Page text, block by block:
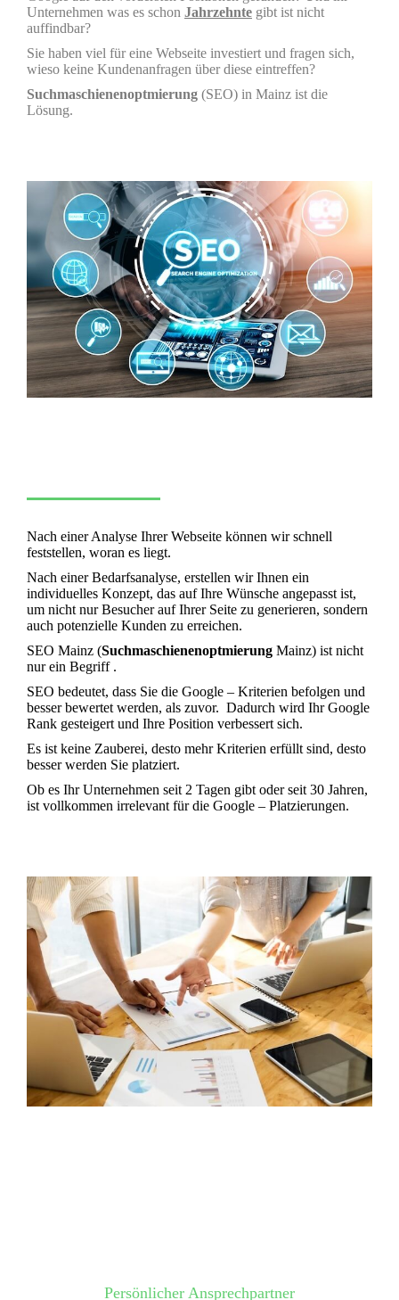
Unternehmen was es schon Jahrzehnte gibt ist nicht
auffindbar?
Sie haben viel für eine Webseite investiert und fragen sich,
wieso keine Kundenanfragen über diese eintreffen?
Suchmaschienenoptmierung (SEO) in Mainz ist die
Lösung.
Nach einer Analyse Ihrer Webseite können wir schnell
feststellen, woran es liegt.
Nach einer Bedarfsanalyse, erstellen wir Ihnen ein
individuelles Konzept, das auf Ihre Wünsche angepasst ist,
um nicht nur Besucher auf Ihrer Seite zu generieren, sondern
auch potenzielle Kunden zu erreichen.
SEO Mainz (Suchmaschienenoptmierung Mainz) ist nicht
nur ein Begriff .
SEO bedeutet, dass Sie die Google – Kriterien befolgen und
besser bewertet werden, als zuvor. Dadurch wird Ihr Google
Rank gesteigert und Ihre Position verbessert sich.
Es ist keine Zauberei, desto mehr Kriterien erfüllt sind, desto
besser werden Sie platziert.
Ob es Ihr Unternehmen seit 2 Tagen gibt oder seit 30 Jahren,
ist vollkommen irrelevant für die Google – Platzierungen.
Persönlicher Ansprechpartner​